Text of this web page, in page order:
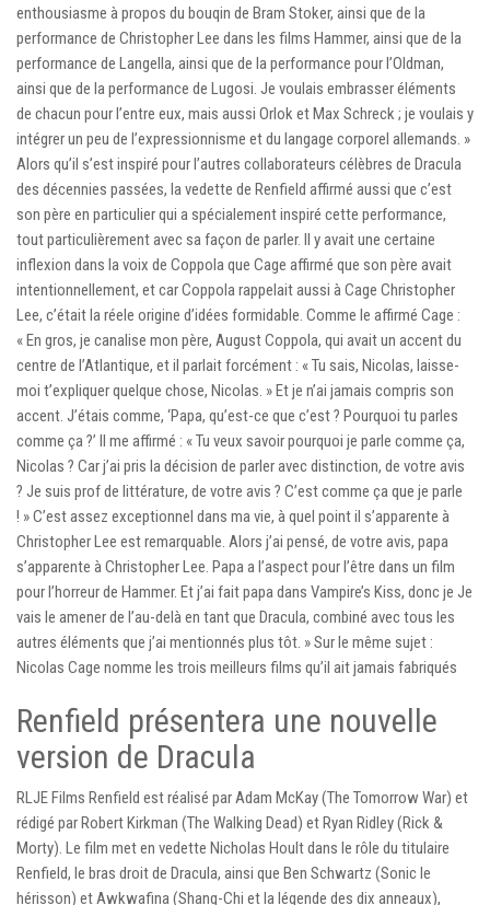
enthousiasme à propos du bouqin de Bram Stoker, ainsi que de la
performance de Christopher Lee dans les films Hammer, ainsi que de la
performance de Langella, ainsi que de la performance pour l’Oldman,
ainsi que de la performance de Lugosi. Je voulais embrasser éléments
de chacun pour l’entre eux, mais aussi Orlok et Max Schreck ; je voulais y
intégrer un peu de l’expressionnisme et du langage corporel allemands. »
Alors qu’il s’est inspiré pour l’autres collaborateurs célèbres de Dracula
des décennies passées, la vedette de Renfield affirmé aussi que c’est
son père en particulier qui a spécialement inspiré cette performance,
tout particulièrement avec sa façon de parler. Il y avait une certaine
inflexion dans la voix de Coppola que Cage affirmé que son père avait
intentionnellement, et car Coppola rappelait aussi à Cage Christopher
Lee, c’était la réele origine d’idées formidable. Comme le affirmé Cage :
« En gros, je canalise mon père, August Coppola, qui avait un accent du
centre de l’Atlantique, et il parlait forcément : « Tu sais, Nicolas, laisse-
moi t’expliquer quelque chose, Nicolas. » Et je n’ai jamais compris son
accent. J’étais comme, ‘Papa, qu’est-ce que c’est ? Pourquoi tu parles
comme ça ?’ Il me affirmé : « Tu veux savoir pourquoi je parle comme ça,
Nicolas ? Car j’ai pris la décision de parler avec distinction, de votre avis
? Je suis prof de littérature, de votre avis ? C’est comme ça que je parle
! » C’est assez exceptionnel dans ma vie, à quel point il s’apparente à
Christopher Lee est remarquable. Alors j’ai pensé, de votre avis, papa
s’apparente à Christopher Lee. Papa a l’aspect pour l’être dans un film
pour l’horreur de Hammer. Et j’ai fait papa dans Vampire’s Kiss, donc je Je
vais le amener de l’au-delà en tant que Dracula, combiné avec tous les
autres éléments que j’ai mentionnés plus tôt. » Sur le même sujet :
Nicolas Cage nomme les trois meilleurs films qu’il ait jamais fabriqués
Renfield présentera une nouvelle
version de Dracula
RLJE Films Renfield est réalisé par Adam McKay (The Tomorrow War) et
rédigé par Robert Kirkman (The Walking Dead) et Ryan Ridley (Rick &
Morty). Le film met en vedette Nicholas Hoult dans le rôle du titulaire
Renfield, le bras droit de Dracula, ainsi que Ben Schwartz (Sonic le
hérisson) et Awkwafina (Shang-Chi et la légende des dix anneaux),